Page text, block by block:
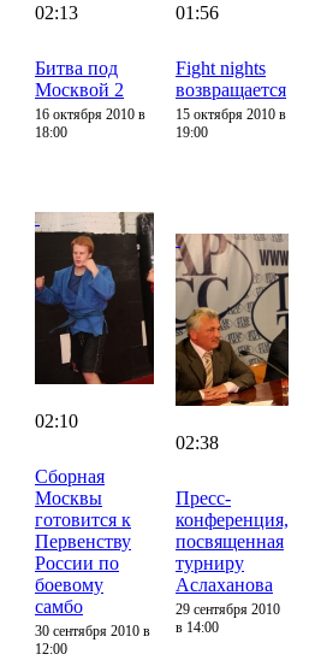
02:13
Битва под
Москвой 2
16 октября 2010 в
18:00
01:56
Fight nights
возвращается
15 октября 2010 в
19:00
02:10
Сборная
Москвы
готовится к
Первенству
России по
боевому
самбо
30 сентября 2010 в
12:00
02:38
Пресс-
конференция,
посвященная
турниру
Аслаханова
29 сентября 2010
в 14:00